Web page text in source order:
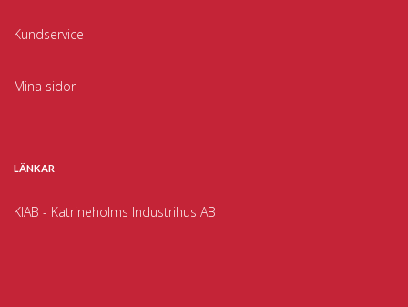
Kundservice
Mina sidor
LÄNKAR
KIAB - Katrineholms Industrihus AB